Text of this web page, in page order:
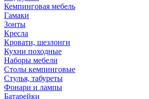
Кемпинговая мебель
Гамаки
Зонты
Кресла
Кровати, шезлонги
Кухни походные
Наборы мебели
Столы кемпинговые
Стулья, табуреты
Фонари и лампы
Батарейки